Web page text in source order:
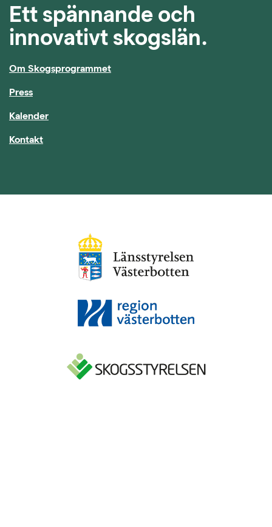
Ett spännande och
innovativt skogslän.
Om Skogsprogrammet
Press
Kalender
Kontakt